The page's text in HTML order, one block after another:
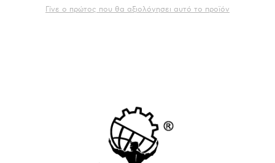
Γίνε ο πρώτος που θα αξιολόγησει αυτό το προϊόν